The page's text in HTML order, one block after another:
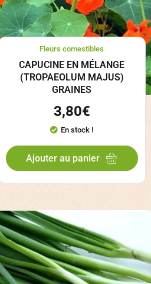
Fleurs comestibles
CAPUCINE EN MÉLANGE
(TROPAEOLUM MAJUS)
GRAINES
3,80€
En stock !
Ajouter au panier